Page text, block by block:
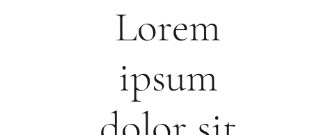
Lorem
ipsum